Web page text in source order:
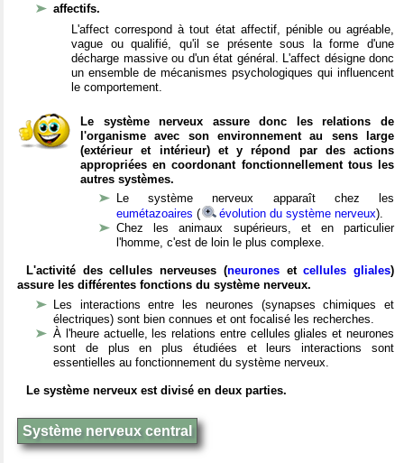
affectifs.
L'affect correspond à tout état affectif, pénible ou agréable,
vague ou qualifié, qu'il se présente sous la forme d'une
décharge massive ou d'un état général. L'affect désigne donc
un ensemble de mécanismes psychologiques qui influencent
le comportement.
Le système nerveux assure donc les relations de
l'organisme avec son environnement au sens large
(extérieur et intérieur) et y répond par des actions
appropriées en coordonant fonctionnellement tous les
autres systèmes.
Le système nerveux apparaît chez les
eumétazoaires ( évolution du système nerveux).
Chez les animaux supérieurs, et en particulier
l'homme, c'est de loin le plus complexe.
L'activité des cellules nerveuses (neuronesetcellules gliales)
assure les différentes fonctions du système nerveux.
Les interactions entre les neurones (synapses chimiques et
électriques) sont bien connues et ont focalisé les recherches.
À l'heure actuelle, les relations entre cellules gliales et neurones
sont de plus en plus étudiées et leurs interactions sont
essentielles au fonctionnement du système nerveux.
Le système nerveux est divisé en deux parties.
Système nerveux central